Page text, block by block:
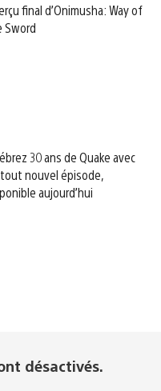
final d’Onimusha: Way of
Sword
30 ans de Quake avec
nouvel épisode,
aujourd’hui
désactivés.